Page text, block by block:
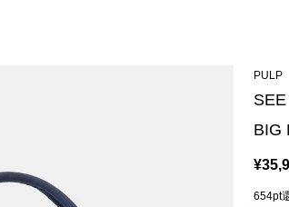
PULP
BIG
¥
654pt